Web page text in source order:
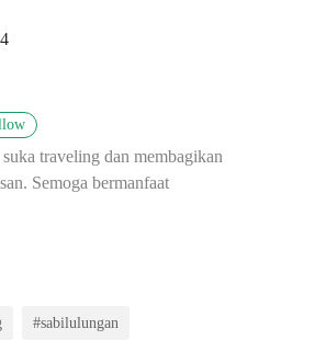
traveling dan membagikan
Semoga bermanfaat
#sabilulungan